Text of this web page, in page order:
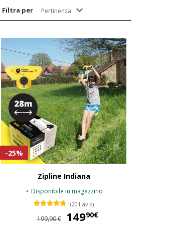
Filtra per Pertinenza
-25%
Zipline Indiana
Disponibile in magazzino
(201 avis)
199,90 € 14990€